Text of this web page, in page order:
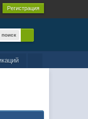
Регистрация
поиск